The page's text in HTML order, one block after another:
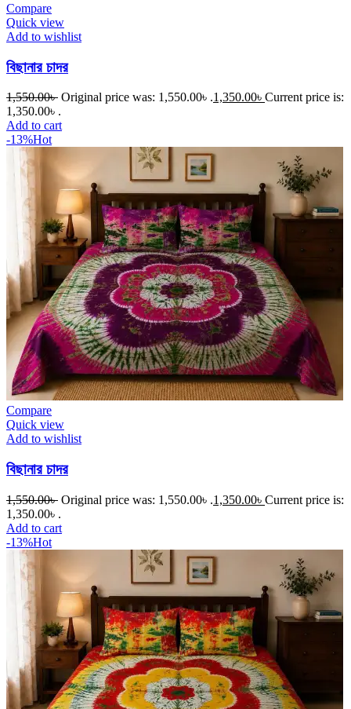
Compare
Quick view
Add to wishlist
বিছানার চাদর
1,550.00৳ Original price was: 1,550.00৳ .1,350.00৳ Current price is:
1,350.00৳ .
Add to cart
-13%Hot
Compare
Quick view
Add to wishlist
বিছানার চাদর
1,550.00৳ Original price was: 1,550.00৳ .1,350.00৳ Current price is:
1,350.00৳ .
Add to cart
-13%Hot